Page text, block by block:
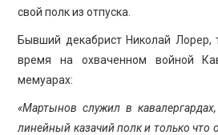
свой полк из отпуска.
Бывший декабрист Николай
время на охваченном войной
мемуарах:
«Мартынов служил в
линейный казачий полк и только что